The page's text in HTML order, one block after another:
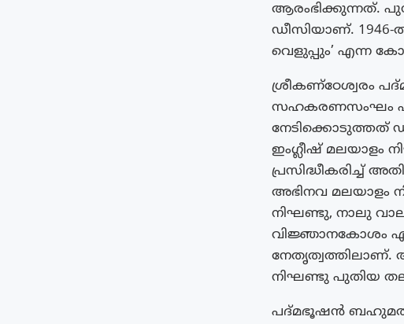
ആരംഭിക്കുന്നത്.
ഡീസിയാണ്. 1946-ൽ
വെളുപ്പും’ എന്ന
ശ്രീകണ്ഠേശ്വരം
സഹകരണസംഘം
നേടിക്കൊടുത്തത്
ഇംഗ്ലീഷ് മലയാളം
പ്രസിദ്ധീകരിച്ച്
അഭിനവ മലയാളം
നിഘണ്ടു, നാലു
വിജ്ഞാനകോശം
നേതൃത്വത്തിലാണ്.
നിഘണ്ടു പുതിയ
പദ്മഭൂഷൻ ബഹുമതി